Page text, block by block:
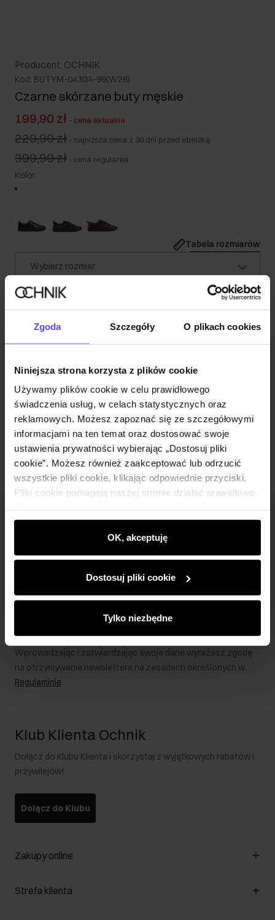
Zgoda Szczegóły O plikach cookies
Niniejsza strona korzysta z plików cookie
Używamy plików cookie w celu prawidłowego
świadczenia usług, w celach statystycznych oraz
reklamowych. Możesz zapoznać się ze szczegółowymi
informacjami na ten temat oraz dostosować swoje
ustawienia prywatności wybierając „Dostosuj pliki
cookie”. Możesz również zaakceptować lub odrzucić
wszystkie pliki cookie, klikając odpowiednie przyciski.
Pliki cookie pomagają naszej stronie działać prawidłowo.
wyświetlać im dopasowane do ich preferencji treści,
rekomendacje oraz komunikaty reklamowe informujące o
najnowszych promocjach w e-sklepie. Informacje o tym,
partnerom społecznościowym, reklamowym i
analitycznym. Partnerzy mogą połączyć te informacje z
podczas korzystania z ich usług.
OK, akceptuję
Dostosuj pliki cookie
Tylko niezbędne
Producent: OCHNIK
Kod: BUTYM-0430A-99(W26)
Czarne skórzane buty męskie
199,90 zł - cena aktualna
229,90 zł - najniższa cena z 30 dni przed obniżką
399,90 zł - cena regularna
Kolor:
Tabela rozmiarów
Wybierz rozmiar
Wysyłka w 1 dzień roboczy
Opis produktu
Skład
Opinie
Newsletter
Bądź na bieżąco z nowościami i promocjami!
Zapisz się
Wprowadzając i zatwierdzając swoje dane wyrażasz zgodę
na otrzymywanie newslettera na zasadach określonych w
Regulaminie.
Klub Klienta Ochnik
Dołącz do Klubu Klienta i skorzystaj z wyjątkowych rabatów i
przywilejów!
Dołącz do Klubu
Zakupy online
Zarządzaj cookies
Strefa klienta